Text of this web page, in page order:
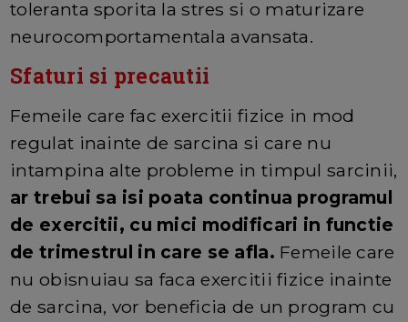
toleranta sporita la stres si o maturizare
neurocomportamentala avansata.
Sfaturi si precautii
Femeile care fac exercitii fizice in mod
regulat inainte de sarcina si care nu
intampina alte probleme in timpul sarcinii,
ar trebui sa isi poata continua programul
de exercitii, cu mici modificari in functie
de trimestrul in care se afla. Femeile care
nu obisnuiau sa faca exercitii fizice inainte
de sarcina, vor beneficia de un program cu